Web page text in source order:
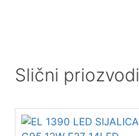
Slični priozvodi